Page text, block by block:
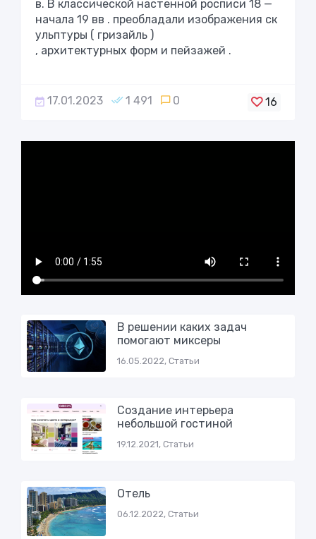
в. В классической настенной росписи 18 —
начала 19 вв . преобладали изображения ск
ульптуры ( гризайль )
, архитектурных форм и пейзажей .
17.01.2023 1 491 0 16
В решении каких задач
помогают миксеры
16.05.2022, Статьи
Создание интерьера
небольшой гостиной
19.12.2021, Статьи
Отель
06.12.2022, Статьи